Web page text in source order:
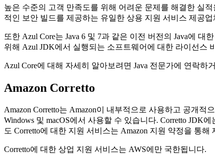
높은 수준의 고객 만족도를 위해 어려운 문제를 해결한 실
적인 보안 빌드를 제공하는 유일한 상용 지원 서비스 제공
또한 Azul Core는 Java 6 및 7과 같은 이전 버전의 Java에
위해 Azul JDK에서 실행되는 소프트웨어에 대한 라이선스
Azul Core에 대해 자세히 알아보려면 Java 전문가에 연락하
Amazon Corretto
Amazon Corretto는 Amazon이 내부적으로 사용하고 공개
Windows 및 macOS에서 사용할 수 있습니다. Corretto JDK
도 Corretto에 대한 지원 서비스는 Amazon 지원 약정을 통
Corretto에 대한 상업 지원 서비스는 AWS에만 국한됩니다.